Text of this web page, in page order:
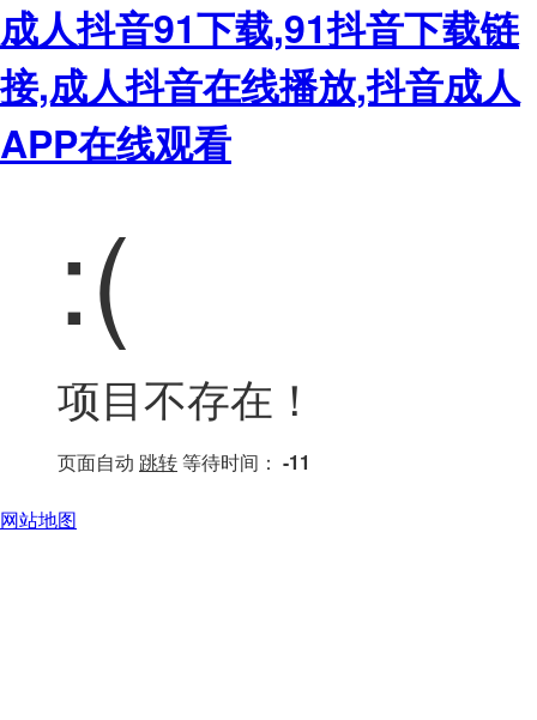
成人抖音91下载,91抖音下载链
接,成人抖音在线播放,抖音成人
APP在线观看
:(
项目不存在！
页面自动 跳转等待时间： -11
网站地图